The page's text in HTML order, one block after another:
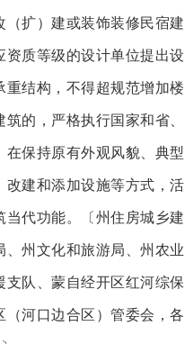
扩）建或装饰装修民宿建
质等级的设计单位提出设
结构，不得超规范增加楼
的，严格执行国家和省、
保持原有外观风貌、典型
改建和添加设施等方式，活
代功能。〔州住房城乡建
州文化和旅游局、州农业
队、蒙自经开区红河综保
（河口边合区）管委会，各